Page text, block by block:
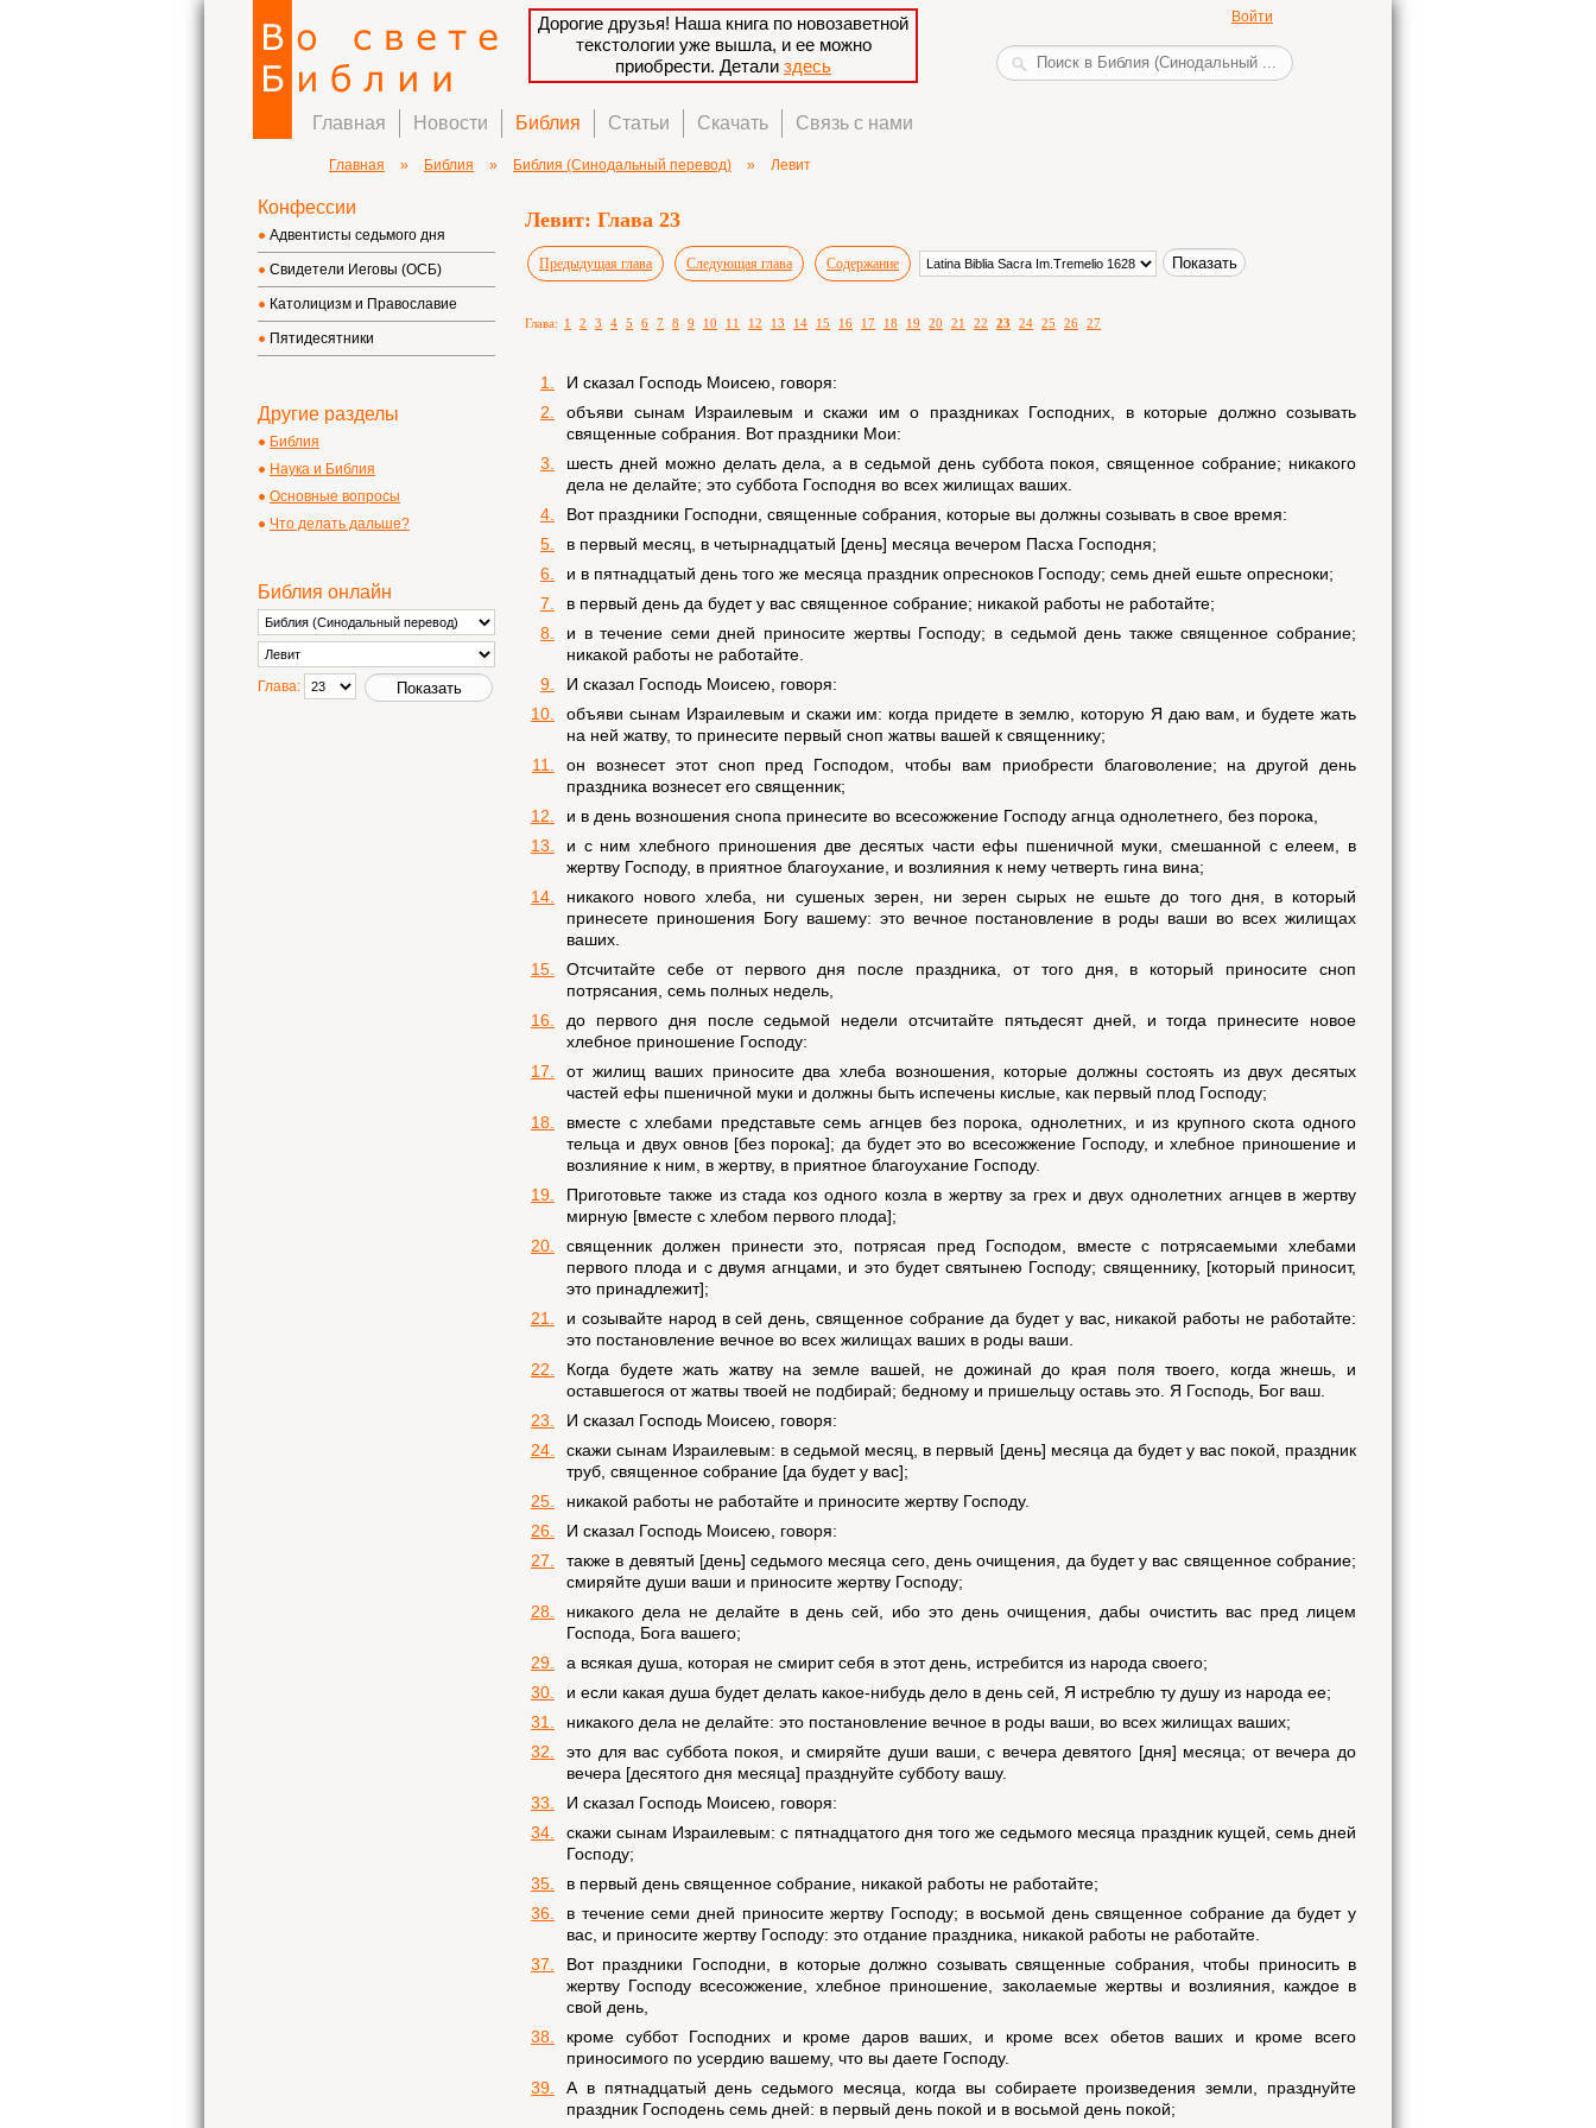
Дорогие друзья! Наша книга по новозаветной
текстологии уже вышла, и ее можно
приобрести. Детали здесь
Войти
Главная Новости Библия Статьи Скачать Связь с нами
Главная » Библия » Библия (Синодальный перевод) » Левит
Левит: Глава 23
Предыдущая глава Следующая глава Содержание
Глава: 1 2 3 4 5 6 7 8 9 10 11 12 13 14 15 16 17 18 19 20 21 22 23 24 25 26 27
1.
И сказал Господь Моисею, говоря:
2.
объяви сынам Израилевым и скажи им о праздниках Господних, в которые должно созывать
священные собрания. Вот праздники Мои:
3.
шесть дней можно делать дела, а в седьмой день суббота покоя, священное собрание; никакого
дела не делайте; это суббота Господня во всех жилищах ваших.
4.
Вот праздники Господни, священные собрания, которые вы должны созывать в свое время:
5.
в первый месяц, в четырнадцатый [день] месяца вечером Пасха Господня;
6.
и в пятнадцатый день того же месяца праздник опресноков Господу; семь дней ешьте опресноки;
7.
в первый день да будет у вас священное собрание; никакой работы не работайте;
8.
и в течение семи дней приносите жертвы Господу; в седьмой день также священное собрание;
никакой работы не работайте.
9.
И сказал Господь Моисею, говоря:
10.
объяви сынам Израилевым и скажи им: когда придете в землю, которую Я даю вам, и будете жать
на ней жатву, то принесите первый сноп жатвы вашей к священнику;
11.
он вознесет этот сноп пред Господом, чтобы вам приобрести благоволение; на другой день
праздника вознесет его священник;
12.
и в день возношения снопа принесите во всесожжение Господу агнца однолетнего, без порока,
13.
и с ним хлебного приношения две десятых части ефы пшеничной муки, смешанной с елеем, в
жертву Господу, в приятное благоухание, и возлияния к нему четверть гина вина;
14.
никакого нового хлеба, ни сушеных зерен, ни зерен сырых не ешьте до того дня, в который
принесете приношения Богу вашему: это вечное постановление в роды ваши во всех жилищах
ваших.
15.
Отсчитайте себе от первого дня после праздника, от того дня, в который приносите сноп
потрясания, семь полных недель,
16.
до первого дня после седьмой недели отсчитайте пятьдесят дней, и тогда принесите новое
хлебное приношение Господу:
17.
от жилищ ваших приносите два хлеба возношения, которые должны состоять из двух десятых
частей ефы пшеничной муки и должны быть испечены кислые, как первый плод Господу;
18.
вместе с хлебами представьте семь агнцев без порока, однолетних, и из крупного скота одного
тельца и двух овнов [без порока]; да будет это во всесожжение Господу, и хлебное приношение и
возлияние к ним, в жертву, в приятное благоухание Господу.
19.
Приготовьте также из стада коз одного козла в жертву за грех и двух однолетних агнцев в жертву
мирную [вместе с хлебом первого плода];
20.
священник должен принести это, потрясая пред Господом, вместе с потрясаемыми хлебами
первого плода и с двумя агнцами, и это будет святынею Господу; священнику, [который приносит,
это принадлежит];
21.
и созывайте народ в сей день, священное собрание да будет у вас, никакой работы не работайте:
это постановление вечное во всех жилищах ваших в роды ваши.
22.
Когда будете жать жатву на земле вашей, не дожинай до края поля твоего, когда жнешь, и
оставшегося от жатвы твоей не подбирай; бедному и пришельцу оставь это. Я Господь, Бог ваш.
23.
И сказал Господь Моисею, говоря:
24.
скажи сынам Израилевым: в седьмой месяц, в первый [день] месяца да будет у вас покой, праздник
труб, священное собрание [да будет у вас];
25.
никакой работы не работайте и приносите жертву Господу.
26.
И сказал Господь Моисею, говоря:
27.
также в девятый [день] седьмого месяца сего, день очищения, да будет у вас священное собрание;
смиряйте души ваши и приносите жертву Господу;
28.
никакого дела не делайте в день сей, ибо это день очищения, дабы очистить вас пред лицем
Господа, Бога вашего;
29.
а всякая душа, которая не смирит себя в этот день, истребится из народа своего;
30.
и если какая душа будет делать какое-нибудь дело в день сей, Я истреблю ту душу из народа ее;
31.
никакого дела не делайте: это постановление вечное в роды ваши, во всех жилищах ваших;
32.
это для вас суббота покоя, и смиряйте души ваши, с вечера девятого [дня] месяца; от вечера до
вечера [десятого дня месяца] празднуйте субботу вашу.
33.
И сказал Господь Моисею, говоря:
34.
скажи сынам Израилевым: с пятнадцатого дня того же седьмого месяца праздник кущей, семь дней
Господу;
35.
в первый день священное собрание, никакой работы не работайте;
36.
в течение семи дней приносите жертву Господу; в восьмой день священное собрание да будет у
вас, и приносите жертву Господу: это отдание праздника, никакой работы не работайте.
37.
Вот праздники Господни, в которые должно созывать священные собрания, чтобы приносить в
жертву Господу всесожжение, хлебное приношение, заколаемые жертвы и возлияния, каждое в
свой день,
38.
кроме суббот Господних и кроме даров ваших, и кроме всех обетов ваших и кроме всего
приносимого по усердию вашему, что вы даете Господу.
39.
А в пятнадцатый день седьмого месяца, когда вы собираете произведения земли, празднуйте
праздник Господень семь дней: в первый день покой и в восьмой день покой;
Конфессии
Адвентисты седьмого дня
Свидетели Иеговы (ОСБ)
Католицизм и Православие
Пятидесятники
Другие разделы
Библия
Наука и Библия
Основные вопросы
Что делать дальше?
Библия онлайн
Глава: